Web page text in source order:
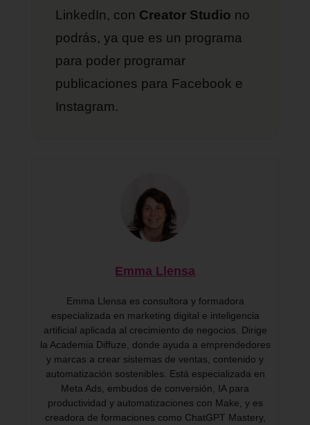
LinkedIn, con Creator Studio no
podrás, ya que es un programa
para poder programar
publicaciones para Facebook e
Instagram.
Emma Llensa
Emma Llensa es consultora y formadora
especializada en marketing digital e inteligencia
artificial aplicada al crecimiento de negocios. Dirige
la Academia Diffuze, donde ayuda a emprendedores
y marcas a crear sistemas de ventas, contenido y
automatización sostenibles. Está especializada en
Meta Ads, embudos de conversión, IA para
productividad y automatizaciones con Make, y es
creadora de formaciones como ChatGPT Mastery,